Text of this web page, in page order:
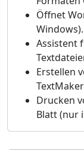
Öffnet
Windows).
Assistent
Erstellen
TextMaker
Drucken
Blatt (nur